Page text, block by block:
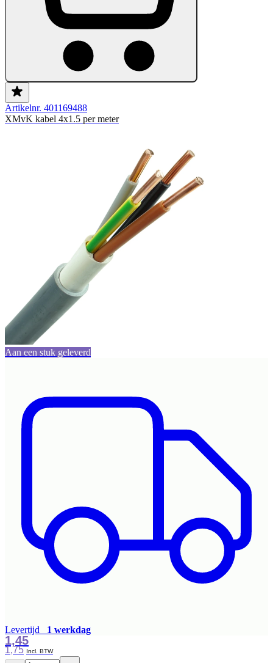
Artikelnr. 401169488
XMvK kabel 4x1.5 per meter
Aan een stuk geleverd
Levertijd 1 werkdag
1,75
1,45